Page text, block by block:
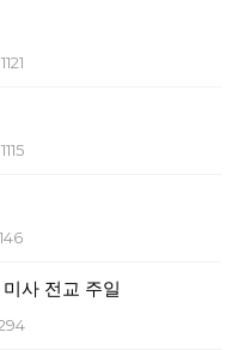
사 전교 주일